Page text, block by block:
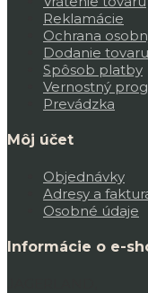
Reklamácie
Ochrana
Dodanie tovaru
Spôsob platby
Vernostný
Prevádzka
Môj účet
Objednávky
Adresy a
Osobné údaje
Informácie o e-